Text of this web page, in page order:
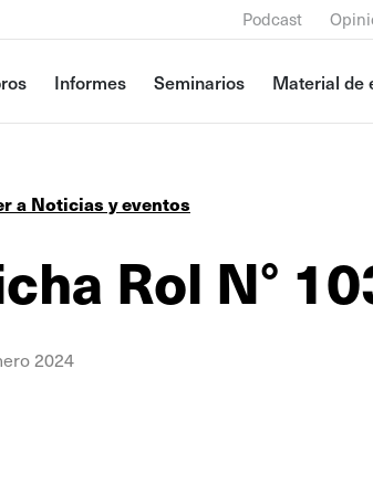
Podcast
Informes Seminarios Material de
a Noticias y eventos
Rol N°
2024